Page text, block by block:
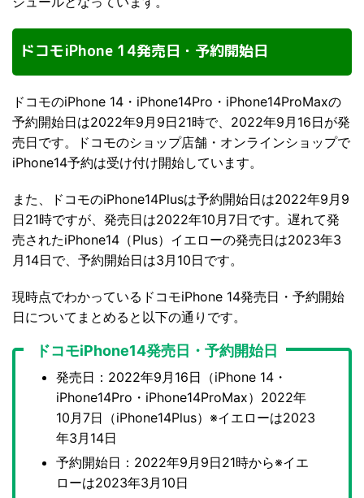
ドコモiPhone 14発売日・予約開始日
ドコモのiPhone 14・iPhone14Pro・iPhone14ProMaxの
予約開始日は2022年9月9日21時で、2022年9月16日が発
売日です。ドコモのショップ店舗・オンラインショップで
iPhone14予約は受け付け開始しています。
また、ドコモのiPhone14Plusは予約開始日は2022年9月9
日21時ですが、発売日は2022年10月7日です。遅れて発
売されたiPhone14（Plus）イエローの発売日は2023年3
月14日で、予約開始日は3月10日です。
現時点でわかっているドコモiPhone 14発売日・予約開始
日についてまとめると以下の通りです。
ドコモiPhone14発売日・予約開始日
発売日：2022年9月16日（iPhone 14・
iPhone14Pro・iPhone14ProMax）2022年
10月7日（iPhone14Plus）※イエローは2023
年3月14日
予約開始日：2022年9月9日21時から※イエ
ローは2023年3月10日